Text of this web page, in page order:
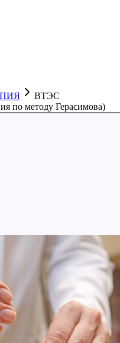
ВТЭС
по методу Герасимова)